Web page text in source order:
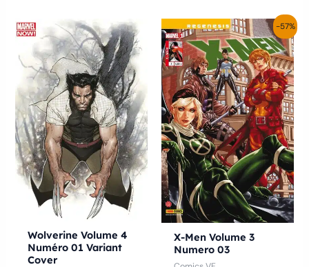
Wolverine Volume 4
Numéro 01 Variant
Cover
-57%
X-Men Volume 3
Numero 03
Le
prix
initial
était :
7.00€.
Le
prix
actuel
est :
3.00€.